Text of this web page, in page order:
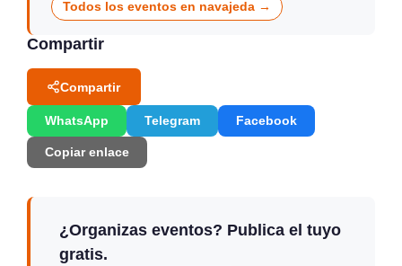
Todos los eventos en navajeda →
Compartir
Compartir
WhatsApp Telegram Facebook
Copiar enlace
¿Organizas eventos? Publica el tuyo
gratis.